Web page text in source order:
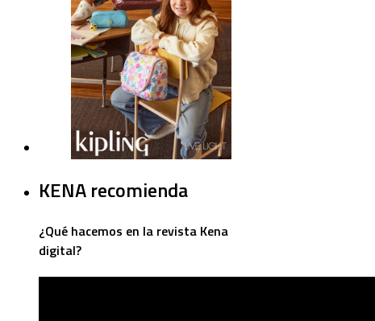
KENA recomienda
¿Qué hacemos en la revista Kena
digital?